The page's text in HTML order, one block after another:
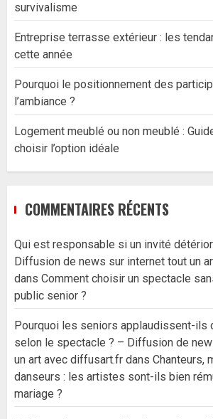
survivalisme
Entreprise terrasse extérieur : les
cette année
Pourquoi le positionnement des
l’ambiance ?
Logement meublé ou non meublé :
choisir l’option idéale
COMMENTAIRES RÉCENTS
Qui est responsable si un invité
Diffusion de news sur internet tout un
dans Comment choisir un spectacle
public senior ?
Pourquoi les seniors applaudissent-ils
selon le spectacle ? – Diffusion de
un art avec diffusart.fr dans Chanteurs,
danseurs : les artistes sont-ils bien
mariage ?